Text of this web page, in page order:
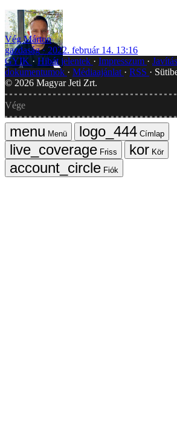
Vég Márton
gazdaság
2022. február 14. 13:16
GYIK
Hibát jelentek Impresszum
dokumentumok
Médiaajánlat RSS
© 2026 Magyar Jeti Zrt.
Vége
Menü
Címlap
Friss
Kör
Fiók